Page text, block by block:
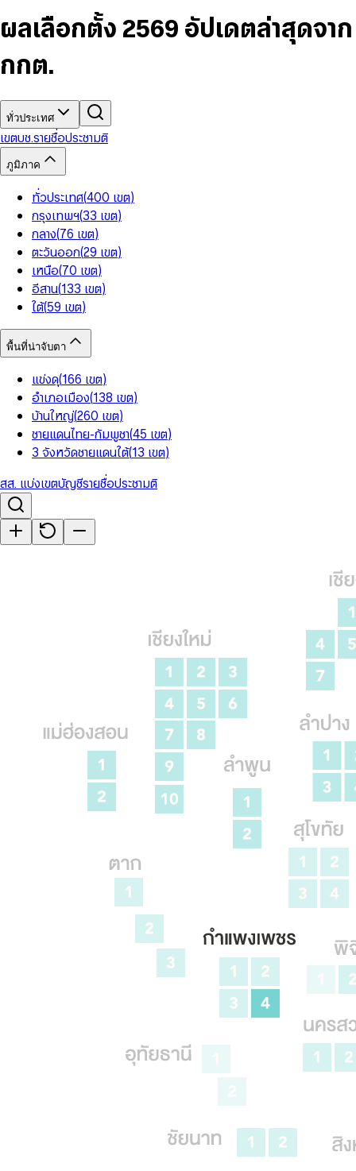
7
8
5
6
8
9
6
7
9
5
6
8
9
9
ผลเลือกตั้ง 2569 อัปเดตล่าสุดจาก
กกต.
ทั่วประเทศ
เขตบช.รายชื่อประชามติ
ภูมิภาค
ทั่วประเทศ(400 เขต)
กรุงเทพฯ(33 เขต)
กลาง(76 เขต)
ตะวันออก(29 เขต)
เหนือ(70 เขต)
อีสาน(133 เขต)
ใต้(59 เขต)
พื้นที่น่าจับตา
แข่งดุ(166 เขต)
อำเภอเมือง(138 เขต)
บ้านใหญ่(260 เขต)
ชายแดนไทย-กัมพูชา(45 เขต)
3 จังหวัดชายแดนใต้(13 เขต)
สส. แบ่งเขตบัญชีรายชื่อประชามติ